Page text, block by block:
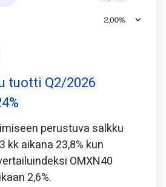
tuotti Q2/2026
perustuva salkku
kk aikana 23,8% kun
OMXN40
2,6%.